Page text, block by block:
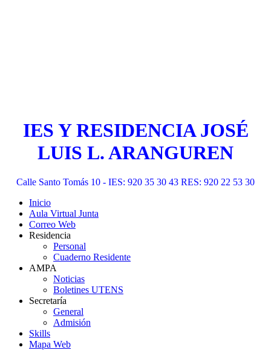
IES Y RESIDENCIA JOSÉ
LUIS L. ARANGUREN
Calle Santo Tomás 10 - IES: 920 35 30 43 RES: 920 22 53 30
Inicio
Aula Virtual Junta
Correo Web
Residencia
Personal
Cuaderno Residente
AMPA
Noticias
Boletines UTENS
Secretaría
General
Admisión
Skills
Mapa Web